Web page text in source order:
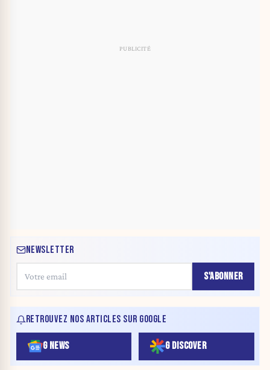
NEWSLETTER
S'ABONNER
RETROUVEZ NOS ARTICLES SUR GOOGLE
G NEWS G DISCOVER